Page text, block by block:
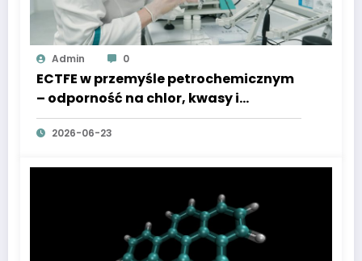
Admin 0
ECTFE w przemyśle petrochemicznym
– odporność na chlor, kwasy i
węglowodory
2026-06-23